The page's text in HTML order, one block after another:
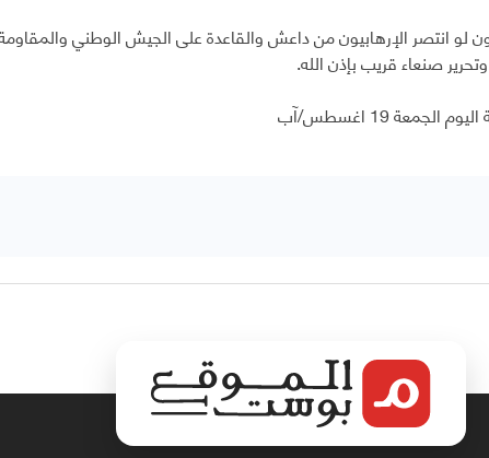
لو انتصر الإرهابيون من داعش والقاعدة على الجيش الوطني
صنعاء قريب بإذن الله.
19 اغسطس/آب